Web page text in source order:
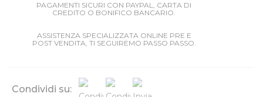
PAGAMENTI SICURI CON PAYPAL, CARTA DI
CREDITO O BONIFICO BANCARIO.
ASSISTENZA SPECIALIZZATA ONLINE PRE E
POST VENDITA, TI SEGUIREMO PASSO PASSO.
Condividi su: